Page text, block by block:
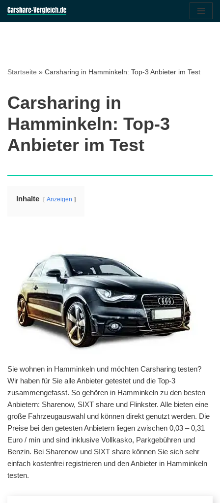
Startseite » Carsharing in Hamminkeln: Top-3 Anbieter im Test
Carsharing in
Hamminkeln: Top-3
Anbieter im Test
Inhalte Anzeigen
Sie wohnen in Hamminkeln und möchten Carsharing testen?
Wir haben für Sie alle Anbieter getestet und die Top-3
zusammengefasst. So gehören in Hamminkeln zu den besten
Anbietern: Sharenow, SIXT share und Flinkster. Alle bieten eine
große Fahrzeugauswahl und können direkt genutzt werden. Die
Preise bei den getesten Anbietern liegen zwischen 0,03 – 0,31
Euro / min und sind inklusive Vollkasko, Parkgebühren und
Benzin. Bei Sharenow und SIXT share können Sie sich sehr
einfach kostenfrei registrieren und den Anbieter in Hamminkeln
testen.